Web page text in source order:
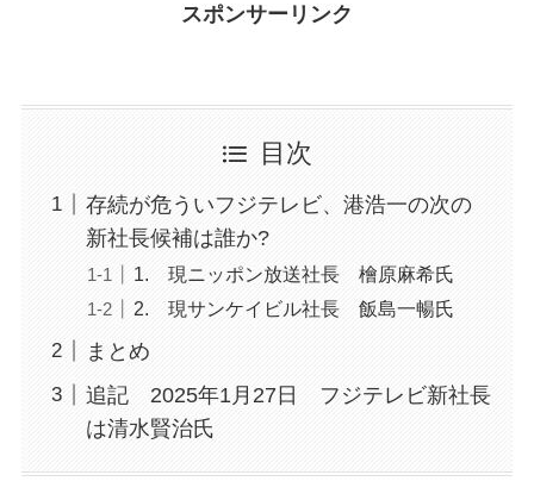
スポンサーリンク
目次
存続が危ういフジテレビ、港浩一の次の
新社長候補は誰か?
1. 現ニッポン放送社長 檜原麻希氏
2. 現サンケイビル社長 飯島一暢氏
まとめ
追記 2025年1月27日 フジテレビ新社長
は清水賢治氏